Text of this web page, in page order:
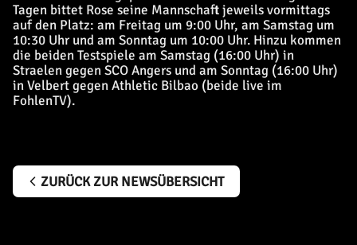
Tagen bittet Rose seine Mannschaft jeweils vormittags
auf den Platz: am Freitag um 9:00 Uhr, am Samstag um
10:30 Uhr und am Sonntag um 10:00 Uhr. Hinzu kommen
die beiden Testspiele am Samstag (16:00 Uhr) in
Straelen gegen SCO Angers und am Sonntag (16:00 Uhr)
in Velbert gegen Athletic Bilbao (beide live im
FohlenTV).
ZURÜCK ZUR NEWSÜBERSICHT